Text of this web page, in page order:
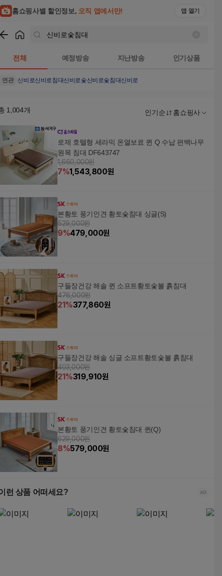
홈쇼핑사별 할인정보, 오직 앱에서만! 앱 열기
전체 예정방송 지난방송 인기상품
연관 신비로신비로침대신비로숯신비로숯침대신비로
1,004개 인기순 홈쇼핑사
로제 호텔형 세라믹 온열보료 퀸 Q 수납 편백나무
원목 침대 DF643747
1,660,000원
7%1,543,800원
본황토 풍기인견 황토숯침대 싱글(S)
529,000원
9%479,000원
구들장건강 해솔 퀸 소프트황토숯볼 흙침대
476,000원
21%377,860원
구들장건강 해솔 싱글 소프트황토숯볼 흙침대
403,000원
21%319,910원
본황토 풍기인견 황토숯침대 퀸(Q)
629,000원
8%579,000원
런 상품 어떠세요?